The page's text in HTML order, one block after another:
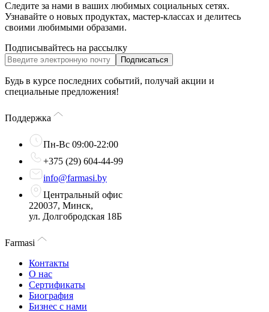
Следите за нами в ваших любимых социальных сетях.
Узнавайте о новых продуктах, мастер-классах и делитесь
своими любимыми образами.
Подписывайтесь на рассылку
Подписаться
Будь в курсе последних событий, получай акции и
специальные предложения!
Поддержка
Пн-Вс 09:00-22:00
+375 (29) 604-44-99
info@farmasi.by
Центральный офис
220037, Минск,
ул. Долгобродская 18Б
Farmasi
Контакты
О нас
Сертификаты
Биография
Бизнес с нами